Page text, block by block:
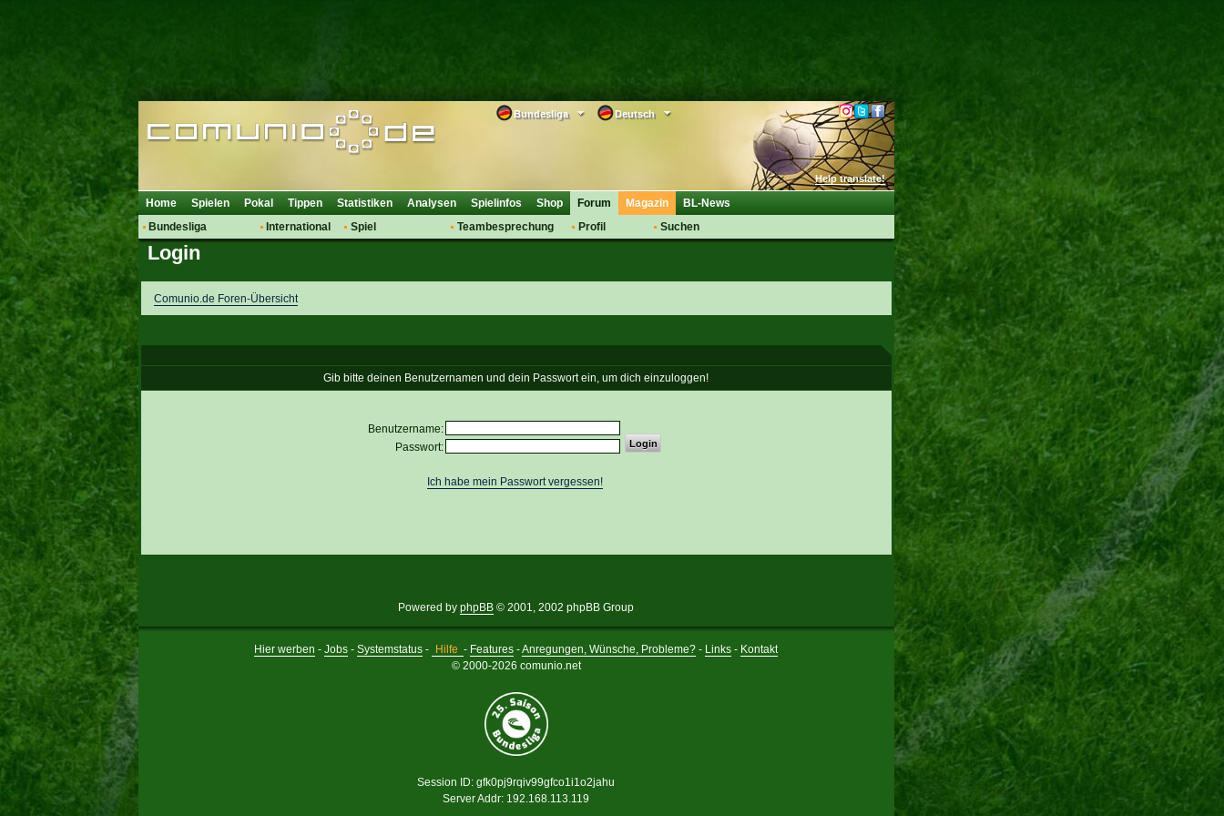
Deutsch
Bundesliga
Help translate!
Home Spielen Pokal Tippen Statistiken Analysen Spielinfos Shop
Forum
Bundesliga
Hot News
Spielanalyse
Vereinsdiskussion
International
Spiel
Teambesprechung
Saisonübergang
Profil
Suchen
Magazin BL-News
Login
Comunio.de Foren-Übersicht
Gib bitte deinen Benutzernamen und dein Passwort ein, um dich einzuloggen!
Benutzername:
Passwort:
Ich habe mein Passwort vergessen!
Powered by phpBB © 2001, 2002 phpBB Group
Hier werben - Jobs- Systemstatus- Hilfe - Features -Anregungen, Wünsche, Probleme? - Links - Kontakt
© 2000-2026 comunio.net
Session ID: gfk0pj9rqiv99gfco1i1o2jahu
Server Addr: 192.168.113.119